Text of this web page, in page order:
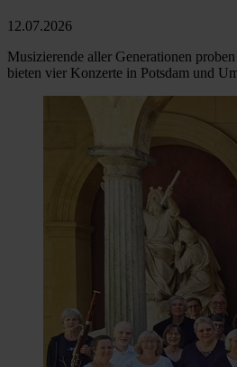
12.07.2026
Musizierende aller Generationen
bieten vier Konzerte in Potsdam und